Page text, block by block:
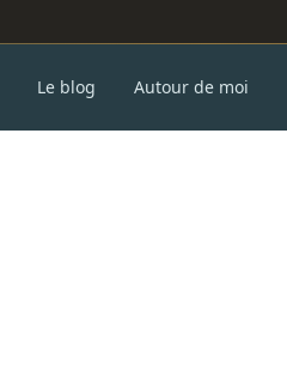
Le blog Autour de moi